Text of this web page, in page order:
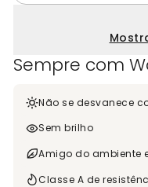
Sempre com
Não se desvanece
Sem brilho
Amigo do ambiente e
Classe A de